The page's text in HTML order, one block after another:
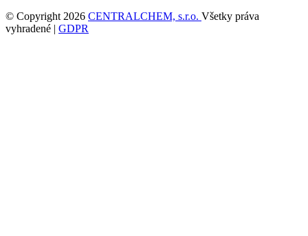
© Copyright 2026 CENTRALCHEM, s.r.o. Všetky práva
vyhradené | GDPR